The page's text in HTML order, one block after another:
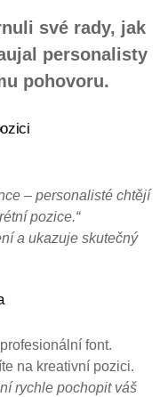
své rady, jak
personalisty
pohovoru.
– personalisté chtějí
pozice.“
a ukazuje skutečný
font.
na kreativní pozici.
rychle pochopit váš